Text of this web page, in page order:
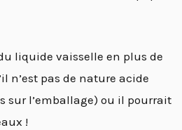
liquide vaisselle en plus de
n’est pas de nature acide
sur l’emballage) ou il pourrait
!